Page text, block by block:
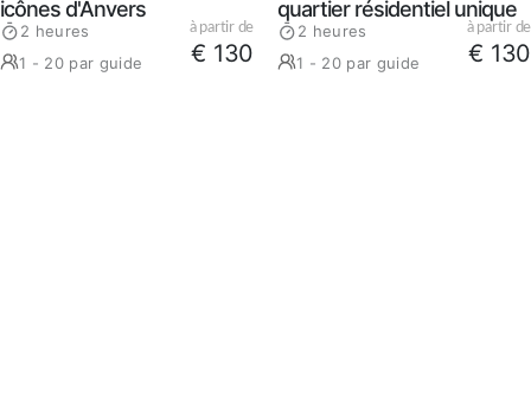
icônes d'Anvers
2 heures
1 - 20 par guide
à partir de
€ 130
quartier résidentiel unique
2 heures
1 - 20 par guide
à partir de
€ 130